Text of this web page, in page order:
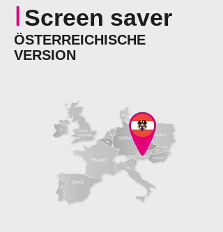
I Screen saver
ÖSTERREICHISCHE
VERSION